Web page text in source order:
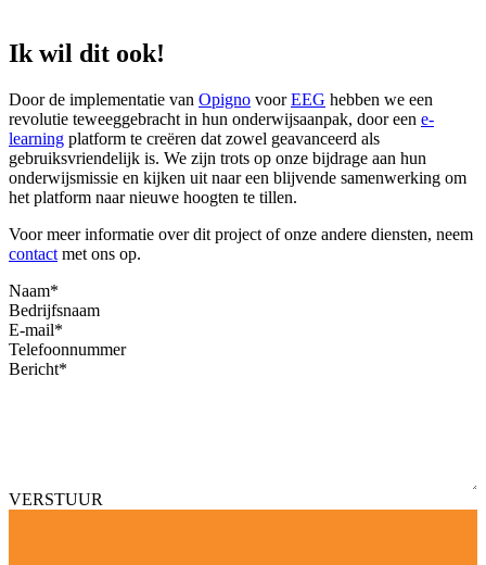
Ik wil dit ook!
Door de implementatie van Opigno voorEEG hebben we een
revolutie teweeggebracht in hun onderwijsaanpak, door een e-
learning platform te creëren dat zowel geavanceerd als
gebruiksvriendelijk is. We zijn trots op onze bijdrage aan hun
onderwijsmissie en kijken uit naar een blijvende samenwerking om
het platform naar nieuwe hoogten te tillen.
Voor meer informatie over dit project of onze andere diensten, neem
contact met ons op.